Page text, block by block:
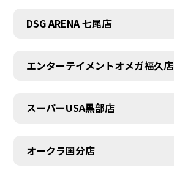
DSG ARENA 七尾店
エンターテイメントオメガ福久店
スーパーUSA黒部店
オークラ国分店